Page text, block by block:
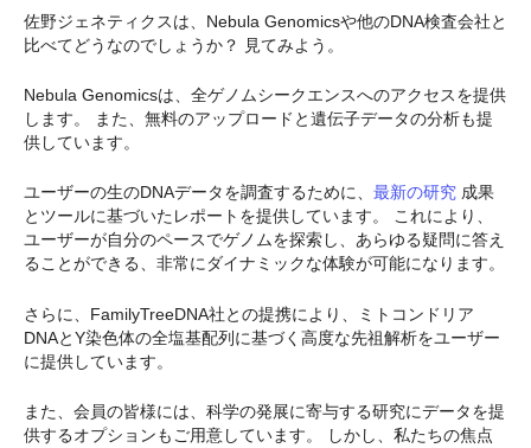
佐野ジェネティクスは、Nebula Genomicsや他のDNA検査会社と
比べてどうなのでしょうか？ 見てみよう。
Nebula Genomicsは、全ゲノムシークエンスへのアクセスを提供
します。 また、無料のアップロードと遺伝子データの分析も提
供しています。
ユーザーの生のDNAデータを調査するために、 最新の研究 成果
とツールに基づいたレポートを提供しています。 これにより、
ユーザーが自分のペースでゲノムを探索し、あらゆる疑問に答え
ることができる、非常にダイナミックな体験が可能になります。
さらに、FamilyTreeDNA社との提携により、ミトコンドリア
DNAとY染色体の全塩基配列に基づく高度な先祖解析をユーザー
に提供しています。
また、会員の皆様には、科学の発展に寄与する研究にデータを提
供するオプションもご用意しています。 しかし、私たちの焦点